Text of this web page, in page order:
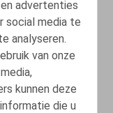
advertenties
social media te
analyseren.
van onze
kunnen deze
die u